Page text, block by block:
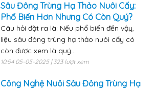
Sâu Đông Trùng Hạ Thảo Nuôi Cấy:
Phổ Biến Hơn Nhưng Có Còn Quý?
Câu hỏi đặt ra là: Nếu phổ biến đến vậy,
liệu sâu đông trùng hạ thảo nuôi cấy có
còn được xem là quý...
10:54 05-05-2025 | 323 lượt xem
Công Nghệ Nuôi Sâu Đông Trùng Hạ